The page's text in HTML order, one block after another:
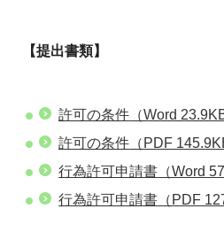
【提出書類】
許可の条件 （Word
許可の条件 （PDF
行為許可申請書 （Word
行為許可申請書 （PDF